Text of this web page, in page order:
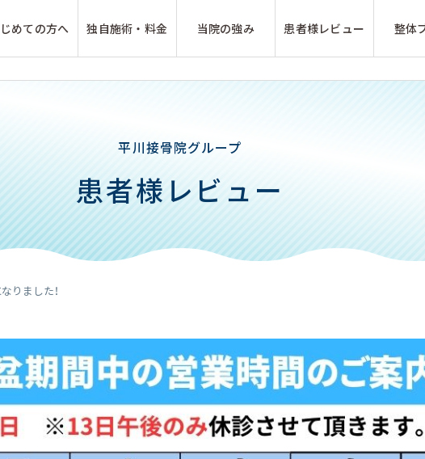
めての方へ 独自施術・料金 当院の強み 患者様レビュー 整体
平川接骨院グループ
患者様レビュー
りました！